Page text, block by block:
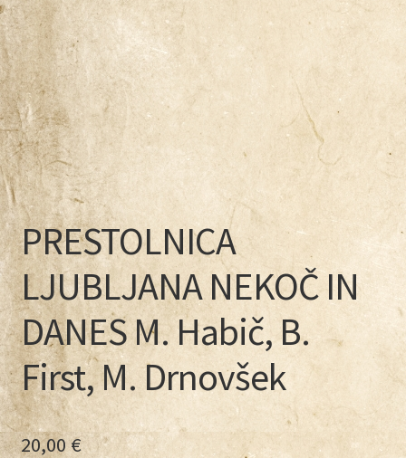
Ponudba knjig
Pravilnik o zasebnosti
Trgovina
Zaključek nakupa
PRESTOLNICA
LJUBLJANA NEKOČ IN
DANES M. Habič, B.
First, M. Drnovšek
20,00€